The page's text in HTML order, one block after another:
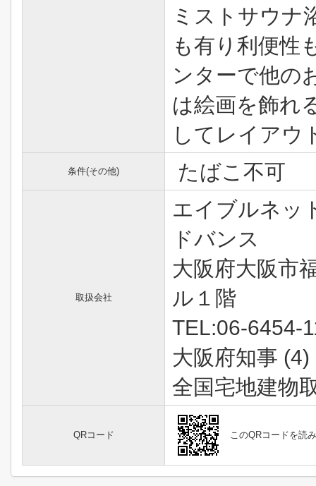
ミストサウナ
も有り利便性
ンターで他の
は絵画を飾れ
してレイアウ
条件(その他) たばこ不可
取扱会社
エイブルネッ
ドバンス
大阪府大阪市
ル１階
TEL:06-6454-
大阪府知事
全国宅地建物
QRコード このQRコードを読